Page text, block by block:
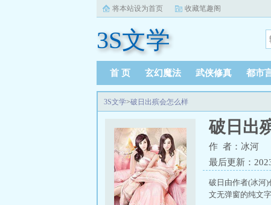
将本站设为首页 收藏笔趣阁
3S文学
首 页 玄幻魔法 武侠修真 都市
3S文学>破日出殡会怎么样
破日出
作 者：冰河
最后更新：
破日由作者(冰河
文无弹窗的纯文